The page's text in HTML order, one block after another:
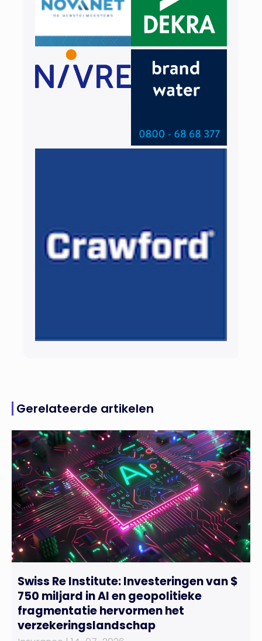
Gerelateerde artikelen
Swiss Re Institute: Investeringen van $
750 miljard in AI en geopolitieke
fragmentatie hervormen het
verzekeringslandschap